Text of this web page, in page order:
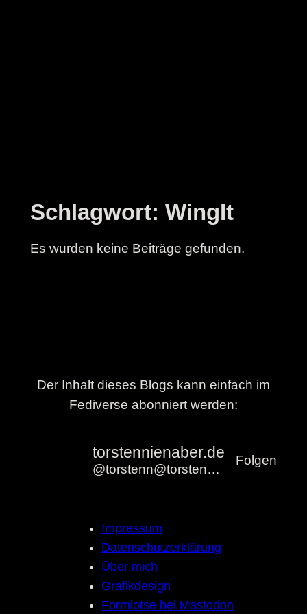
Schlagwort: WingIt
Es wurden keine Beiträge gefunden.
Der Inhalt dieses Blogs kann einfach im
Fediverse abonniert werden:
torstennienaber.de
@torstenn@torstennienaber.de
Folgen
Impressum
Datenschutzerklärung
Über mich
Grafikdesign
Formlotse bei Mastodon